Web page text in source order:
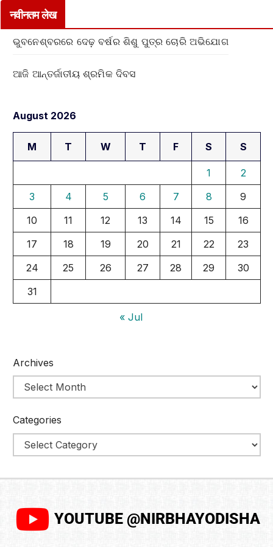
नवीनतम लेख
ଭୁବନେଶ୍ବରରେ ଦେଢ଼ ବର୍ଷର ଶିଶୁ ପୁତ୍ର ଚୋରି ଅଭିଯୋଗ
ଆଜି ଆନ୍ତର୍ଜାତୀୟ ଶ୍ରମିକ ଦିବସ
August 2026
M T W T F S S
1
2
3
4 5 6 7 8
9
10
11 12 13 14 15
16
17
18 19 20 21 22
23
24
25 26 27 28 29
30
31
« Jul
Archives
Categories
YOUTUBE @NIRBHAYODISHA